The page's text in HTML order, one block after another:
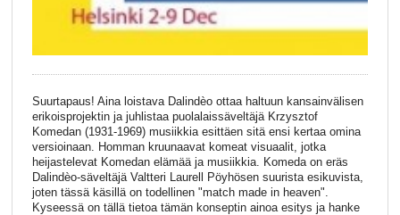
Suurtapaus! Aina loistava Dalindèo ottaa haltuun kansainvälisen
erikoisprojektin ja juhlistaa puolalaissäveltäjä Krzysztof
Komedan (1931-1969) musiikkia esittäen sitä ensi kertaa omina
versioinaan. Homman kruunaavat komeat visuaalit, jotka
heijastelevat Komedan elämää ja musiikkia. Komeda on eräs
Dalindèo-säveltäjä Valtteri Laurell Pöyhösen suurista esikuvista,
joten tässä käsillä on todellinen "match made in heaven".
Kyseessä on tällä tietoa tämän konseptin ainoa esitys ja hanke